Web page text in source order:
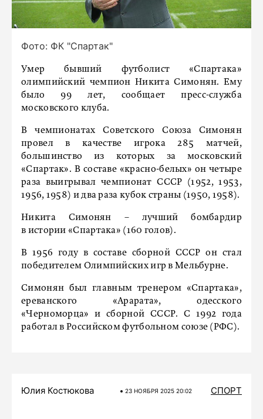
Фото: ФК "Спартак"
Умер бывший футболист «Спартака»
олимпийский чемпион Никита Симонян. Ему
было 99 лет, сообщает пресс-служба
московского клуба.
В чемпионатах Советского Союза Симонян
провел в качестве игрока 285 матчей,
большинство из которых за московский
«Спартак». В составе «красно-белых» он четыре
раза выигрывал чемпионат СССР (1952, 1953,
1956, 1958) и два раза кубок страны (1950, 1958).
Никита Симонян – лучший бомбардир
в истории «Спартака» (160 голов).
В 1956 году в составе сборной СССР он стал
победителем Олимпийских игр в Мельбурне.
Симонян был главным тренером «Спартака»,
ереванского «Арарата», одесского
«Черноморца» и сборной СССР. С 1992 года
работал в Российском футбольном союзе (РФС).
Юлия Костюкова 23 НОЯБРЯ 2025 20:02 СПОРТ